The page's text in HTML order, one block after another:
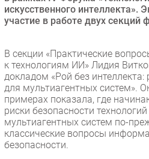
Аналитика
Мероприятия
Проекты
IT класс
Тестовый стенд
Каталог компаний
искусственного интеллекта».
участие в работе двух секций
В секции «Практические
к технологиям ИИ» Лидия
докладом «Рой без
для мультиагентных систем».
примерах показала, где
риски безопасности
мультиагентных систем по-
классические вопросы
безопасности.